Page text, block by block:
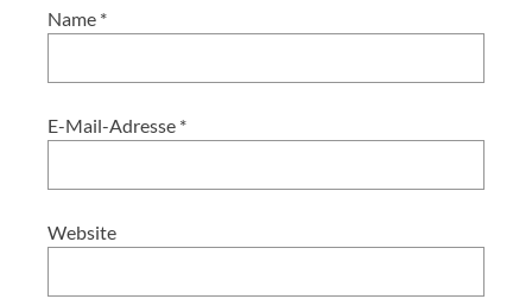
Name *
E-Mail-Adresse *
Website